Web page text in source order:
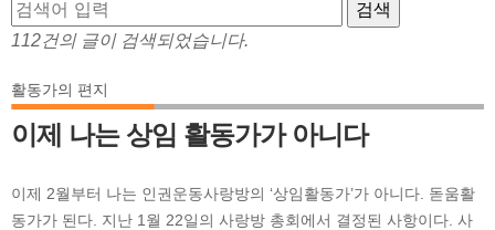
112건의 글이 검색되었습니다.
활동가의 편지
이제 나는 상임 활동가가 아니다
이제 2월부터 나는 인권운동사랑방의 ‘상임활동가’가 아니다. 돋움활
동가가 된다. 지난 1월 22일의 사랑방 총회에서 결정된 사항이다. 사